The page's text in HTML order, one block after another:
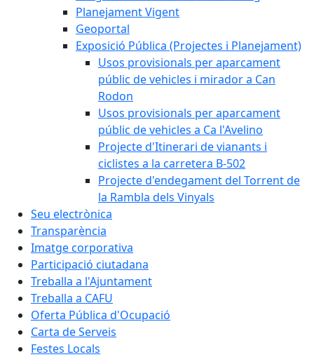
Planejament Vigent
Geoportal
Exposició Pública (Projectes i Planejament)
Usos provisionals per aparcament
públic de vehicles i mirador a Can
Rodon
Usos provisionals per aparcament
públic de vehicles a Ca l'Avelino
Projecte d'Itinerari de vianants i
ciclistes a la carretera B-502
Projecte d'endegament del Torrent de
la Rambla dels Vinyals
Seu electrònica
Transparència
Imatge corporativa
Participació ciutadana
Treballa a l'Ajuntament
Treballa a CAFU
Oferta Pública d'Ocupació
Carta de Serveis
Festes Locals